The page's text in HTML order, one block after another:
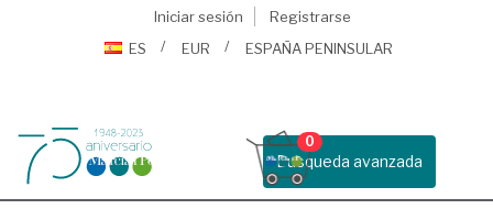
Iniciar sesión
Registrarse
ES
EUR ESPAÑA PENINSULAR
Busqueda avanzada
0